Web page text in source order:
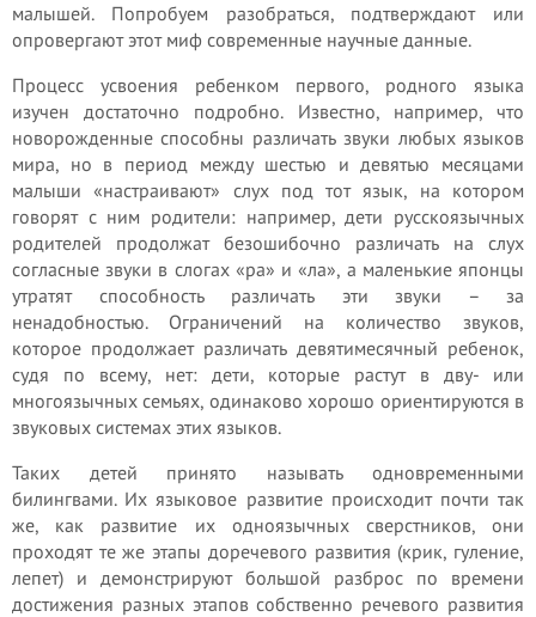
малышей. Попробуем разобраться, подтверждают или
опровергают этот миф современные научные данные.
Процесс усвоения ребенком первого, родного языка
изучен достаточно подробно. Известно, например, что
новорожденные способны различать звуки любых языков
мира, но в период между шестью и девятью месяцами
малыши «настраивают» слух под тот язык, на котором
говорят с ним родители: например, дети русскоязычных
родителей продолжат безошибочно различать на слух
согласные звуки в слогах «ра» и «ла», а маленькие японцы
утратят способность различать эти звуки – за
ненадобностью. Ограничений на количество звуков,
которое продолжает различать девятимесячный ребенок,
судя по всему, нет: дети, которые растут в дву- или
многоязычных семьях, одинаково хорошо ориентируются в
звуковых системах этих языков.
Таких детей принято называть одновременными
билингвами. Их языковое развитие происходит почти так
же, как развитие их одноязычных сверстников, они
проходят те же этапы доречевого развития (крик, гуление,
лепет) и демонстрируют большой разброс по времени
достижения разных этапов собственно речевого развития